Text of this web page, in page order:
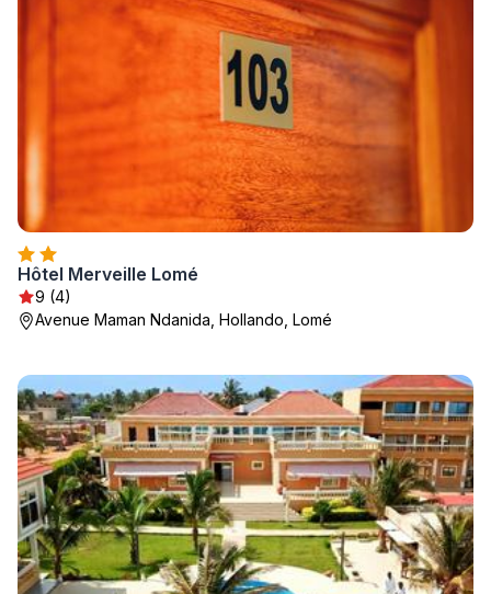
Hôtel Merveille Lomé
9 (4)
Avenue Maman Ndanida, Hollando, Lomé